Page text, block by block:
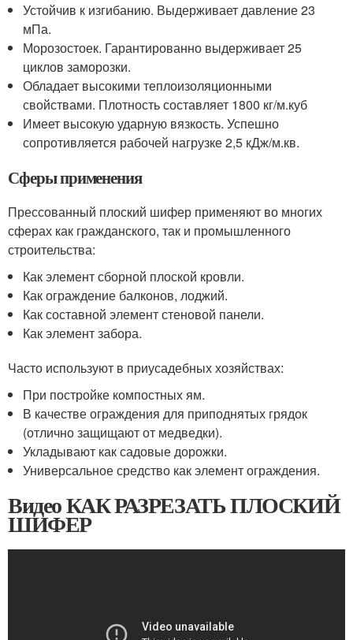
Устойчив к изгибанию. Выдерживает давление 23
мПа.
Морозостоек. Гарантированно выдерживает 25
циклов заморозки.
Обладает высокими теплоизоляционными
свойствами. Плотность составляет 1800 кг/м.куб
Имеет высокую ударную вязкость. Успешно
сопротивляется рабочей нагрузке 2,5 кДж/м.кв.
Сферы применения
Прессованный плоский шифер применяют во многих
сферах как гражданского, так и промышленного
строительства:
Как элемент сборной плоской кровли.
Как ограждение балконов, лоджий.
Как составной элемент стеновой панели.
Как элемент забора.
Часто используют в приусадебных хозяйствах:
При постройке компостных ям.
В качестве ограждения для приподнятых грядок
(отлично защищают от медведки).
Укладывают как садовые дорожки.
Универсальное средство как элемент ограждения.
Видео КАК РАЗРЕЗАТЬ ПЛОСКИЙ
ШИФЕР